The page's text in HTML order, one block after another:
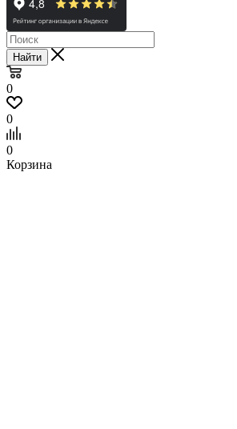
Найти
0
0
0
Корзина